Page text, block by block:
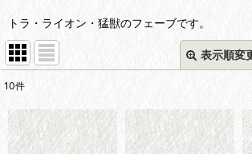
トラ・ライオン・猛獣のフェーブです。
表示順変
並び順:
10件